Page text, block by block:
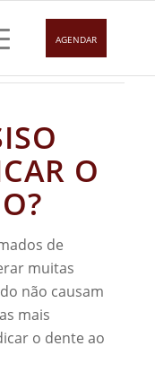
AGENDAR
O
de
muitas
não causam
mais
o dente ao